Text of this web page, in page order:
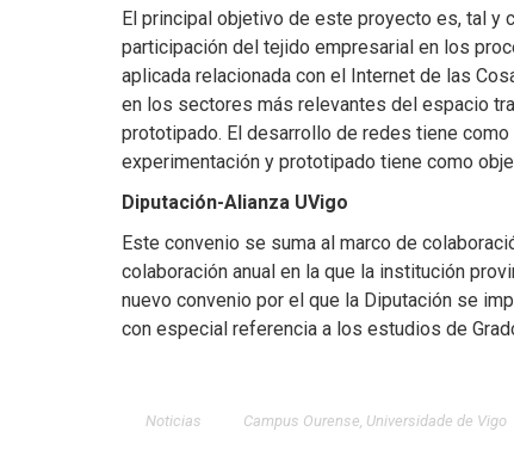
El principal objetivo de este proyecto es, tal y
participación del tejido empresarial en los
aplicada relacionada con el Internet de las
en los sectores más relevantes del espacio
prototipado. El desarrollo de redes tiene
experimentación y prototipado tiene como
Diputación-Alianza UVigo
Este convenio se suma al marco de
colaboración anual en la que la institución
nuevo convenio por el que la Diputación se
con especial referencia a los estudios de
Noticias Campus Ourense Universidade de Vigo